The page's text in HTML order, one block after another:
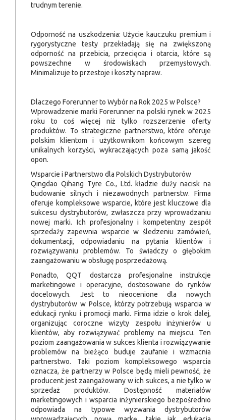
trudnym terenie.
Odporność na uszkodzenia: Użycie kauczuku premium i
rygorystyczne testy przekładają się na zwiększoną
odporność na przebicia, przecięcia i otarcia, które są
powszechne w środowiskach przemysłowych.
Minimalizuje to przestoje i koszty napraw.
Dlaczego Forerunner to Wybór na Rok 2025 w Polsce?
Wprowadzenie marki Forerunner na polski rynek w 2025
roku to coś więcej niż tylko rozszerzenie oferty
produktów. To strategiczne partnerstwo, które oferuje
polskim klientom i użytkownikom końcowym szereg
unikalnych korzyści, wykraczających poza samą jakość
opon.
Wsparcie i Partnerstwo dla Polskich Dystrybutorów
Qingdao Qihang Tyre Co., Ltd. kładzie duży nacisk na
budowanie silnych i niezawodnych partnerstw. Firma
oferuje kompleksowe wsparcie, które jest kluczowe dla
sukcesu dystrybutorów, zwłaszcza przy wprowadzaniu
nowej marki. Ich profesjonalny i kompetentny zespół
sprzedaży zapewnia wsparcie w śledzeniu zamówień,
dokumentacji, odpowiadaniu na pytania klientów i
rozwiązywaniu problemów. To świadczy o głębokim
zaangażowaniu w obsługę posprzedażową.
Ponadto, QQT dostarcza profesjonalne instrukcje
marketingowe i operacyjne, dostosowane do rynków
docelowych. Jest to nieocenione dla nowych
dystrybutorów w Polsce, którzy potrzebują wsparcia w
edukacji rynku i promocji marki. Firma idzie o krok dalej,
organizując coroczne wizyty zespołu inżynierów u
klientów, aby rozwiązywać problemy na miejscu. Ten
poziom zaangażowania w sukces klienta i rozwiązywanie
problemów na bieżąco buduje zaufanie i wzmacnia
partnerstwo. Taki poziom kompleksowego wsparcia
oznacza, że partnerzy w Polsce będą mieli pewność, że
producent jest zaangażowany w ich sukces, a nie tylko w
sprzedaż produktów. Dostępność materiałów
marketingowych i wsparcia inżynierskiego bezpośrednio
odpowiada na typowe wyzwania dystrybutorów